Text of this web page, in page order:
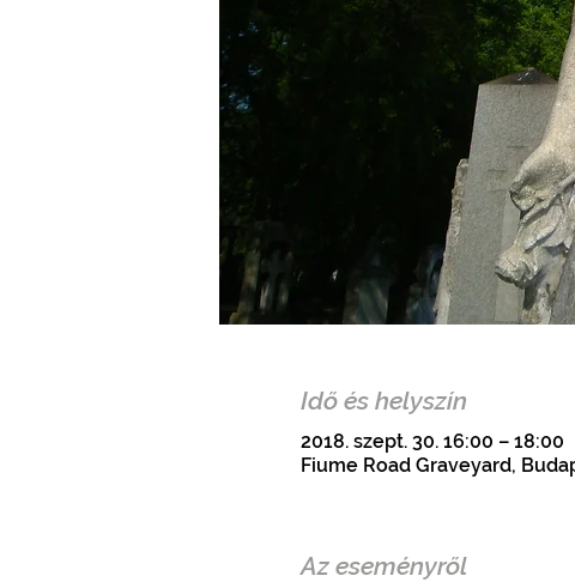
Idő és helyszín
2018. szept. 30. 16:00 – 18:00
Fiume Road Graveyard,
Az eseményről